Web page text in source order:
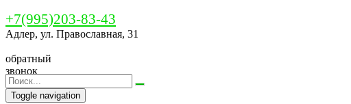
+7(995)203-83-43
Адлер, ул. Православная, 31
обратный
звонок
Toggle navigation